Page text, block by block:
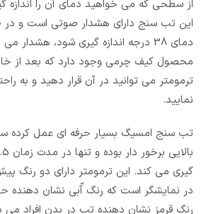
از سطحی که می خواهید دمای آن را اندازه
این تب سنج دارای هشدار صوتی است و در
دمای 38 درجه اندازه گیری شود،
محصول کیف چرمی وجود دارد که بعد از
ترمومتر می توانید در آن قرار دهید و به
نمایید.
تب سنج امسیگ بسیار حرفه ای عمل کرده
گیری می کند. این ترمومتر دارای دو رنگ
در نمایشگر است که رنگ آّبی نشان دهنده
رنگ قرمز نشان دهنده تب در بدن افراد می